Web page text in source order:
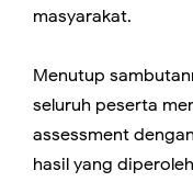
masyarakat.
Menutup
seluruh peserta
assessment
hasil yang